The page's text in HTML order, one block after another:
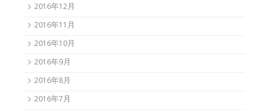
2016年12月
2016年11月
2016年10月
2016年9月
2016年8月
2016年7月